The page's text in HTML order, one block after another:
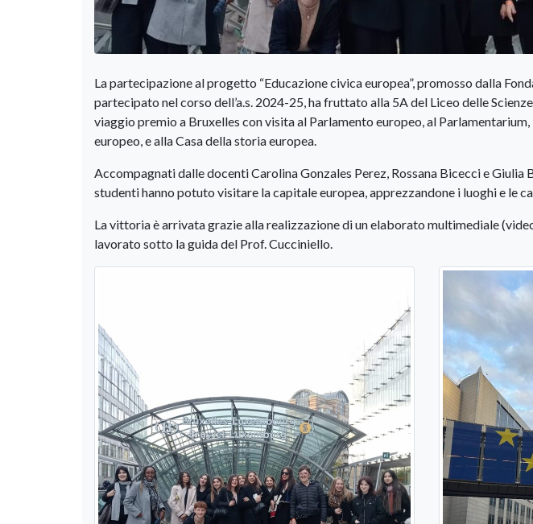
La partecipazione al progetto “Educazione civica europea”, promosso dalla
partecipato nel corso dell’a.s. 2024-25, ha fruttato alla 5A del Liceo delle
viaggio premio a Bruxelles con visita al Parlamento europeo, al
europeo, e alla Casa della storia europea.
Accompagnati dalle docenti Carolina Gonzales Perez, Rossana Bicecci e Giulia
studenti hanno potuto visitare la capitale europea, apprezzandone i luoghi e le
La vittoria è arrivata grazie alla realizzazione di un elaborato multimediale
lavorato sotto la guida del Prof. Cucciniello.